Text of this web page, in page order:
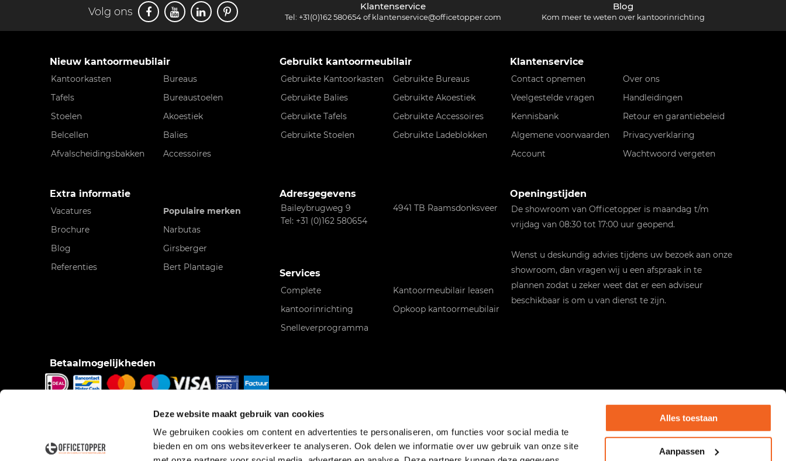
Deze website maakt gebruik van cookies
We gebruiken cookies om content en advertenties te personaliseren, om functies voor social media te
bieden en om ons websiteverkeer te analyseren. Ook delen we informatie over uw gebruik van onze site
Alles toestaan
Aanpassen
Volg ons Klantenservice
Tel: +31(0)162 580654ofklantenservice@officetopper.com
Blog
Kom meer te weten over kantoorinrichting
Nieuw kantoormeubilair
Kantoorkasten
Bureaus
Tafels
Bureaustoelen
Stoelen
Akoestiek
Belcellen
Balies
Afvalscheidingsbakken
Accessoires
Extra informatie
Vacatures
Populaire merken
Brochure
Narbutas
Blog
Girsberger
Referenties
Bert Plantagie
Betaalmogelijkheden
pinnen bij bezorging, Factuur.
Gebruikt kantoormeubilair
Gebruikte Kantoorkasten
Gebruikte Bureaus
Gebruikte Balies
Gebruikte Akoestiek
Gebruikte Tafels
Gebruikte Accessoires
Gebruikte Stoelen
Gebruikte Ladeblokken
Adresgegevens
Baileybrugweg 9
4941 TB Raamsdonksveer
Tel: +31 (0)162 580654
Services
Complete
kantoorinrichting
Kantoormeubilair leasen
Opkoop kantoormeubilair
Snelleverprogramma
Klantenservice
Contact opnemen
Over ons
Veelgestelde vragen
Handleidingen
Kennisbank
Retour en garantiebeleid
Algemene voorwaarden
Privacyverklaring
Account
Wachtwoord vergeten
Openingstijden
De showroom van Officetopper is maandag t/m
vrijdag van 08:30 tot 17:00 uur geopend.
Wenst u deskundig advies tijdens uw bezoek aan onze
showroom, dan vragen wij u een afspraak in te
plannen zodat u zeker weet dat er een adviseur
beschikbaar is om u van dienst te zijn.